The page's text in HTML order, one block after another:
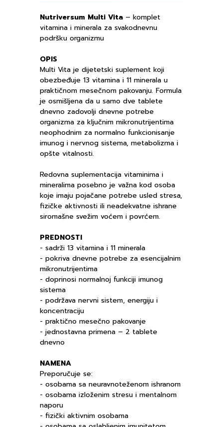
Nutriversum Multi Vita– komplet
vitamina i minerala za svakodnevnu
podršku organizmu
OPIS
Multi Vita je dijetetski suplement koji
obezbeđuje 13 vitamina i 11 minerala u
praktičnom mesečnom pakovanju. Formula
je osmišljena da u samo dve tablete
dnevno zadovolji dnevne potrebe
organizma za ključnim mikronutrijentima
neophodnim za normalno funkcionisanje
imunog i nervnog sistema, metabolizma i
opšte vitalnosti.
Redovna suplementacija vitaminima i
mineralima posebno je važna kod osoba
koje imaju pojačane potrebe usled stresa,
fizičke aktivnosti ili neadekvatne ishrane
siromašne svežim voćem i povrćem.
PREDNOSTI
- sadrži 13 vitamina i 11 minerala
- pokriva dnevne potrebe za esencijalnim
mikronutrijentima
- doprinosi normalnoj funkciji imunog
sistema
- podržava nervni sistem, energiju i
koncentraciju
- praktično mesečno pakovanje
- jednostavna primena – 2 tablete
dnevno
NAMENA
Preporučuje se:
- osobama sa neuravnoteženom ishranom
- osobama izloženim stresu i mentalnom
naporu
- fizički aktivnim osobama